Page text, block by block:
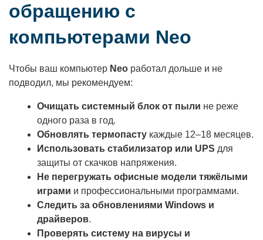
обращению с
компьютерами Neo
Чтобы ваш компьютер Neo работал дольше и не
подводил, мы рекомендуем:
Очищать системный блок от пыли не реже
одного раза в год.
Обновлять термопасту каждые 12–18 месяцев.
Использовать стабилизатор или UPS для
защиты от скачков напряжения.
Не перегружать офисные модели тяжёлыми
играми и профессиональными программами.
Следить за обновлениями Windows и
драйверов.
Проверять систему на вирусы и